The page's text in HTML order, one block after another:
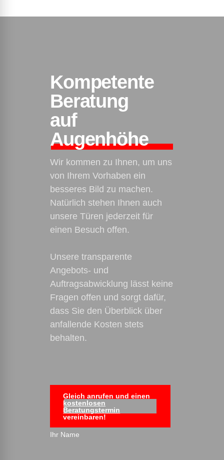
Kompetente
Beratung
auf
Augenhöhe
Wir kommen zu Ihnen, um uns
von Ihrem Vorhaben ein
besseres Bild zu machen.
Natürlich stehen Ihnen auch
unsere Türen jederzeit für
einen Besuch offen.
Unsere transparente
Angebots- und
Auftragsabwicklung lässt keine
Fragen offen und sorgt dafür,
dass Sie den Überblick über
anfallende Kosten stets
behalten.
Gleich anrufen und einen
kostenlosen
Beratungstermin
vereinbaren!
Ihr Name